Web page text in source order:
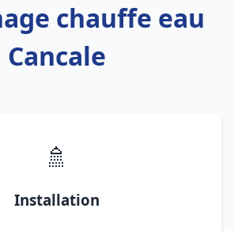
chauffe eau
Cancale
🚿
Installation